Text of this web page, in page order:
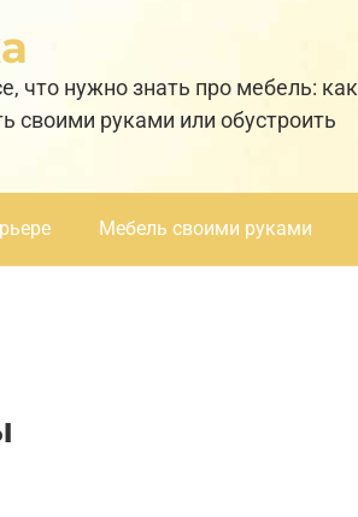
что нужно знать про мебель: как
своими руками или обустроить
Мебель своими руками